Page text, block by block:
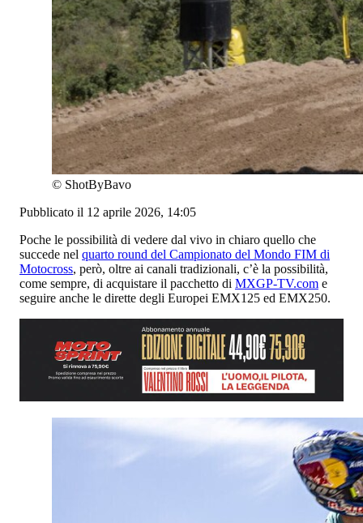
© ShotByBavo
Pubblicato il 12 aprile 2026, 14:05
Poche le possibilità di vedere dal vivo in chiaro quello che
succede nel quarto round del Campionato del Mondo FIM di
Motocross, però, oltre ai canali tradizionali, c’è la possibilità,
come sempre, di acquistare il pacchetto di MXGP-TV.com e
seguire anche le dirette degli Europei EMX125 ed EMX250.